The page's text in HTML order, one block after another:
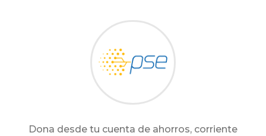
Dona desde tu cuenta de ahorros, corriente